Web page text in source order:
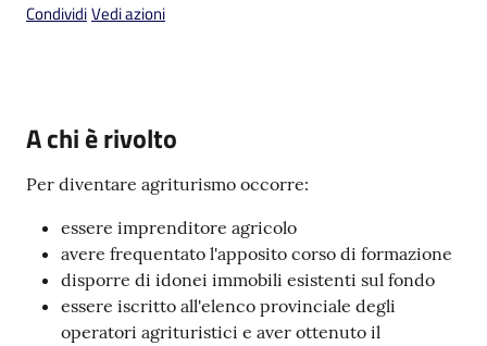
i
i
CondividiVedi azioni
A chi è rivolto
Per diventare agriturismo occorre:
essere imprenditore agricolo
avere frequentato l'apposito corso di formazione
disporre di idonei immobili esistenti sul fondo
essere iscritto all'elenco provinciale degli
operatori agrituristici e aver ottenuto il